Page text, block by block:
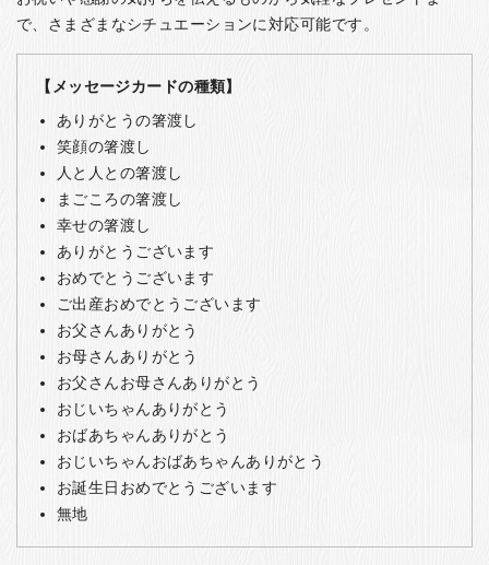
で、さまざまなシチュエーションに対応可能です。
【メッセージカードの種類】
ありがとうの箸渡し
笑顔の箸渡し
人と人との箸渡し
まごころの箸渡し
幸せの箸渡し
ありがとうございます
おめでとうございます
ご出産おめでとうございます
お父さんありがとう
お母さんありがとう
お父さんお母さんありがとう
おじいちゃんありがとう
おばあちゃんありがとう
おじいちゃんおばあちゃんありがとう
お誕生日おめでとうございます
無地